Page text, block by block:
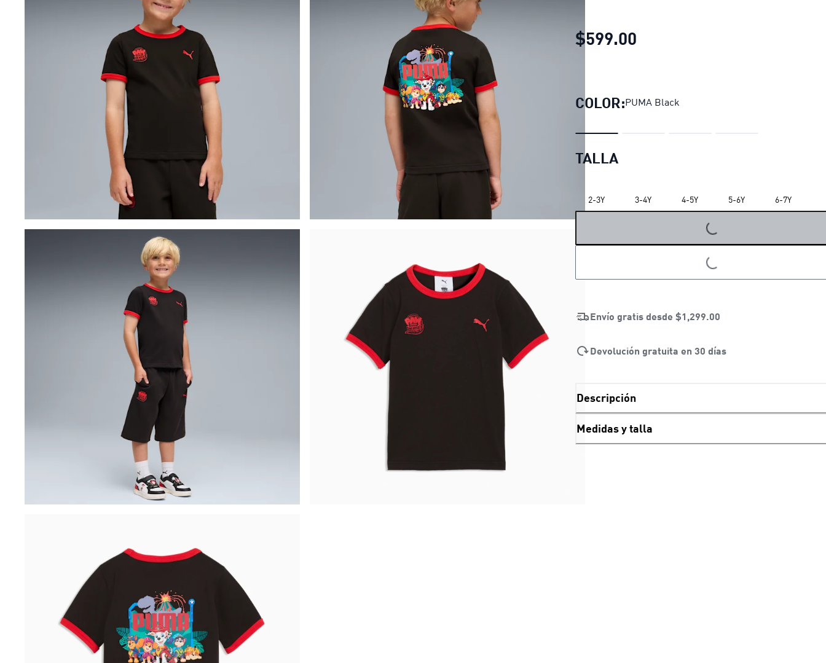
$599.00
COLOR:PUMA Black
TALLA
2-3Y 3-4Y 4-5Y 5-6Y 6-7Y
LOADING...
LOADING...
Envío gratis desde $1,299.00
Devolución gratuita en 30 días
Descripción
Medidas y talla